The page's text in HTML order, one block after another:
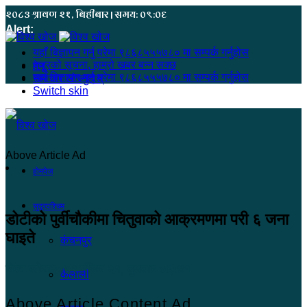
२०८३ श्रावण २१, बिहीबार | समय: ०९:०६
Alert:
यहाँ बिज्ञापन गर्नु परेमा ९८६८५५५७८० मा सम्पर्क गर्नुहोस
हजुरको सूचना, हाम्रो खबर बन्न सक्छ
यहाँ बिज्ञापन गर्नु परेमा ९८६८५५५७८० मा सम्पर्क गर्नुहोस
मेनू
समाचार खोज्नुहोस्
Switch skin
होमपेज
सुदूरपश्चिम
कंचनपुर
कैलाली
Above Article Ad
डोटीको पुर्वीचौकीमा चितुवाको आक्रमणमा परी ६ जना
घाइते
२०७९ मंसिर २१, बुधबार ०६:४१